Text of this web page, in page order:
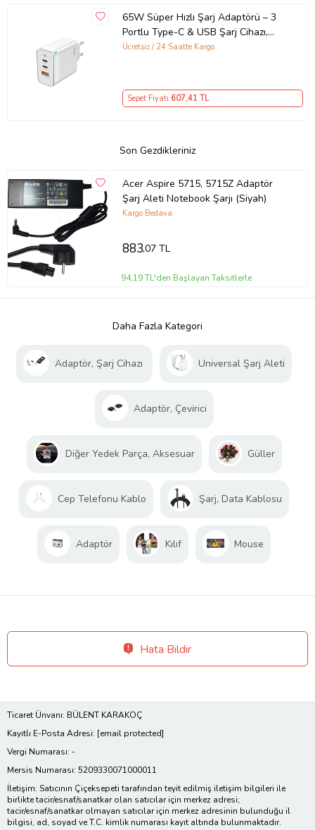
65W Süper Hızlı Şarj Adaptörü – 3
Portlu Type-C & USB Şarj Cihazı,
GaN Teknolojili 65W Hızlı Şarj Cihazı
Adaptörü – Type-C ve USB Çıkışlı,
Evrensel 65W Duvar Tipi Şarj
Ücretsiz / 24 Saatte Kargo
Sepet Fiyatı 607,41 TL
Son Gezdikleriniz
Acer Aspire 5715, 5715Z Adaptör
Şarj Aleti Notebook Şarjı (Siyah)
Kargo Bedava
883,07 TL
94,19 TL'den Başlayan Taksitlerle
Daha Fazla Kategori
Adaptör, Şarj Cihazı Universal Şarj Aleti
Adaptör, Çevirici
Diğer Yedek Parça, Aksesuar Güller
Cep Telefonu Kablo Şarj, Data Kablosu
Adaptör Kılıf Mouse
Hata Bildir
Ticaret Ünvanı: BÜLENT KARAKOÇ
Kayıtlı E-Posta Adresi: [email protected]
Vergi Numarası: -
Mersis Numarası: 5209330071000011
İletişim: Satıcının Çiçeksepeti tarafından teyit edilmiş iletişim bilgileri ile
birlikte tacir/esnaf/sanatkar olan satıcılar için merkez adresi;
tacir/esnaf/sanatkar olmayan satıcılar için merkez adresinin bulunduğu il
bilgisi, ad, soyad ve T.C. kimlik numarası kayıt altında bulunmaktadır.